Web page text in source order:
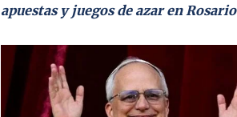
apuestas y juegos de azar en Rosario